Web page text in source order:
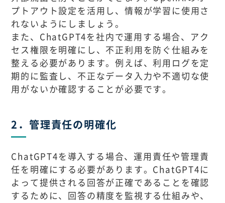
プトアウト設定を活用し、情報が学習に使用さ
れないようにしましょう。
また、ChatGPT4を社内で運用する場合、アク
セス権限を明確にし、不正利用を防ぐ仕組みを
整える必要があります。例えば、利用ログを定
期的に監査し、不正なデータ入力や不適切な使
用がないか確認することが必要です。
2．管理責任の明確化
ChatGPT4を導入する場合、運用責任や管理責
任を明確にする必要があります。ChatGPT4に
よって提供される回答が正確であることを確認
するために、回答の精度を監視する仕組みや、